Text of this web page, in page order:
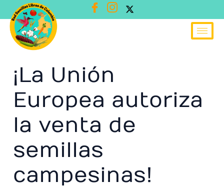
al
contenido
¡La Unión
Europea autoriza
la venta de
semillas
campesinas!